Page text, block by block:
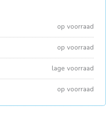
op voorraad
op voorraad
lage voorraad
op voorraad